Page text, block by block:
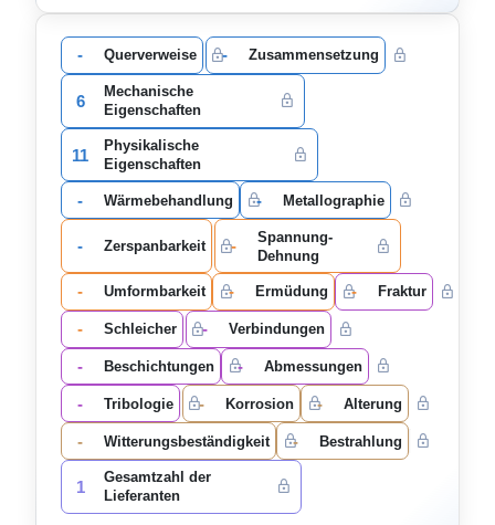
- Querverweise - Zusammensetzung
6
Mechanische
Eigenschaften
11
Physikalische
Eigenschaften
- Wärmebehandlung - Metallographie
- Zerspanbarkeit -
Spannung-
Dehnung
- Umformbarkeit - Ermüdung - Fraktur
- Schleicher - Verbindungen
- Beschichtungen - Abmessungen
- Tribologie - Korrosion - Alterung
- Witterungsbeständigkeit - Bestrahlung
1
Gesamtzahl der
Lieferanten